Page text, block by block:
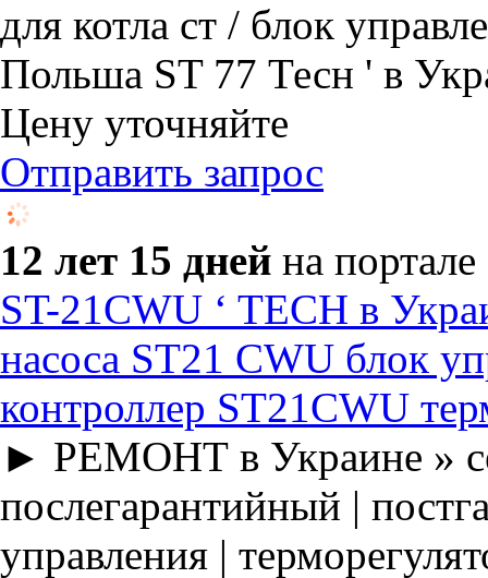
для котла ст / блок
Польша ST 77 Тесн ' в
Цену уточняйте
Отправить запрос
12 лет 15 дней на портале
ST-21CWU ‘ TECH в
насоса ST21 CWU блок
контроллер ST21CWU
► РЕМОНТ в Украине »
послегарантийный |
управления |